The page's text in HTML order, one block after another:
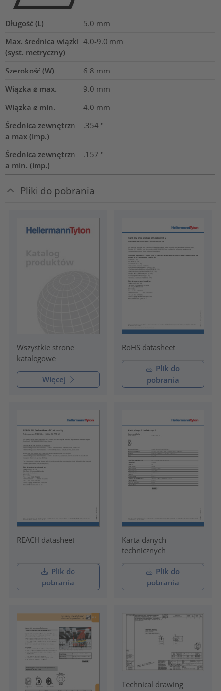
Długość (L) 5.0 mm
Max. średnica wiązki
(syst. metryczny)
4.0-9.0 mm
Szerokość (W) 6.8 mm
Wiązka ⌀ max.
9.0 mm
Wiązka ⌀ min.
4.0 mm
Średnica zewnętrzn
a max (imp.)
.354 "
Średnica zewnętrzn
a min. (imp.)
.157 "
Pliki do pobrania
Wszystkie strone
katalogowe
Więcej
RoHS datasheet
Plik do
pobrania
REACH datasheet
Plik do
pobrania
Karta danych
technicznych
Plik do
pobrania
Technical drawing